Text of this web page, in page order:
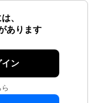
、
あります
イン